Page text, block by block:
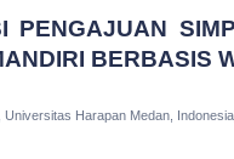
PENGAJUAN
BERBASIS
Universitas Harapan Medan,